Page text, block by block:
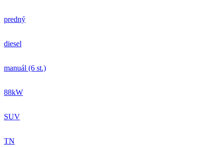
predný
diesel
manuál (6 st.)
88kW
SUV
TN